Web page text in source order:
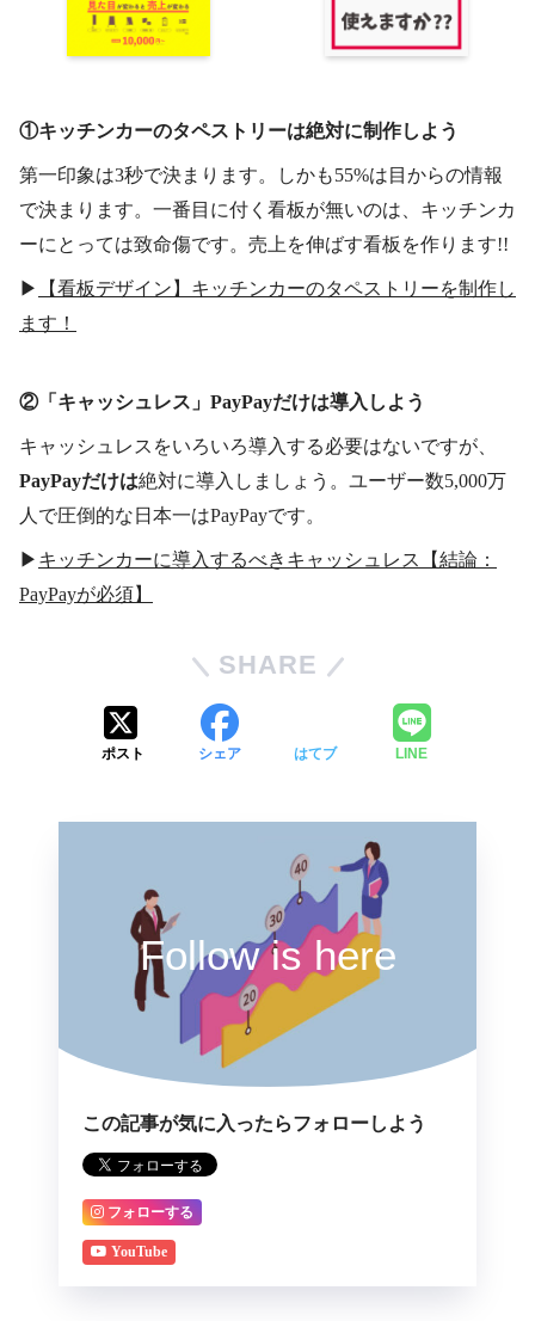
①キッチンカーのタペストリーは絶対に制作しよう
第一印象は3秒で決まります。しかも55%は目からの情報
で決まります。一番目に付く看板が無いのは、キッチンカ
ーにとっては致命傷です。売上を伸ばす看板を作ります!!
▶︎
【看板デザイン】キッチンカーのタペストリーを制作し
ます！
②「キャッシュレス 」 PayPayだけは導入しよう
キャッシュレスをいろいろ導入する必要はないですが、
PayPayだけは絶対に導入しましょう。ユーザー数5,000万
人で圧倒的な日本一はPayPayです。
▶︎ キッチンカーに導入するべきキャッシュレス【結論：
PayPayが必須】
SHARE
ポスト シェア はてブ LINE
Follow is here
この記事が気に入ったらフォローしよう
フォローする
YouTube